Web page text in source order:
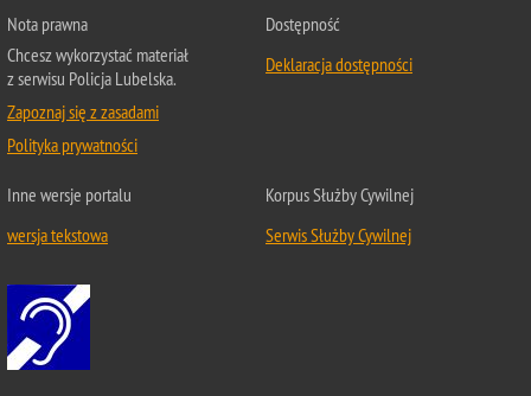
Nota prawna
Chcesz wykorzystać materiał
z serwisu Policja Lubelska.
Zapoznaj się z zasadami
Polityka prywatności
Dostępność
Deklaracja dostępności
Inne wersje portalu
wersja tekstowa
Korpus Służby Cywilnej
Serwis Służby Cywilnej